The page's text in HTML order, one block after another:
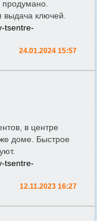
продумано.
выдача ключей.
tsentre-
24.01.2024 15:57
в центре
доме. Быстрое
tsentre-
12.11.2023 16:27